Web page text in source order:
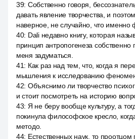
39: Собственно говоря,
давать явление творчества, и
наверное, не случайно, что именно
40: Dali недавно книгу, которая
принцип антропогенеза собственно
меня задуматься.
41: Как раз над тем, что, когда я
мышления к исследованию
42: Объяснимо ли творчество
и стоит посмотреть на историю
43: Я не беру вообще культуру, а
покинула философское кресло,
методо.
44: Естественных наук, то проотцом